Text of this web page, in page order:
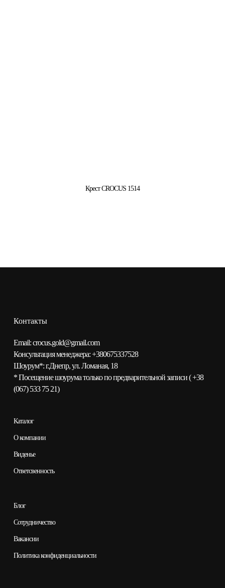
Крест CROCUS 1514
Контакты
Email:сrocus.gold@gmail.com
Консультация менеджера:+380675337528
Шоурум*:г.Днепр, ул. Ломаная, 18
* Посещение шоурума только по предварительной записи (+38
(067) 533 75 21)
Каталог
О компании
Виденье
Ответсвенность
Блог
Сотрудничество
Вакансии
Политика конфиденциальности